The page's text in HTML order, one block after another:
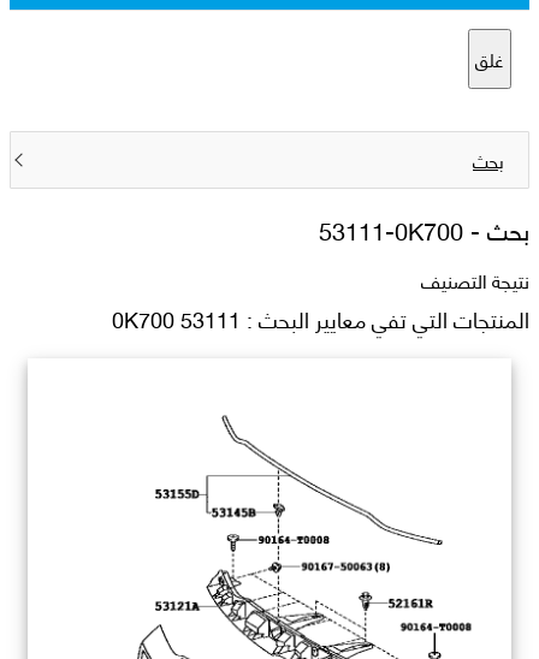
غلق
بحث
بحث -53111-0K700
نتيجة التصنيف
المنتجات التي تفي معايير البحث : 53111 0K700